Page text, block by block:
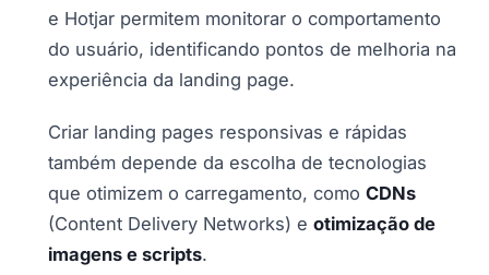
e Hotjar permitem monitorar o comportamento
do usuário, identificando pontos de melhoria na
experiência da landing page.
Criar landing pages responsivas e rápidas
também depende da escolha de tecnologias
que otimizem o carregamento, como CDNs
(Content Delivery Networks) e otimização de
imagens e scripts.